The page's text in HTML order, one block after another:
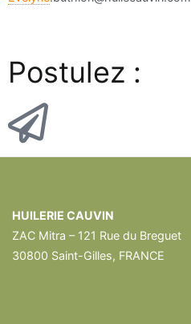
Postulez :
HUILERIE CAUVIN
ZAC Mitra – 121 Rue du Breguet
30800 Saint-Gilles, FRANCE